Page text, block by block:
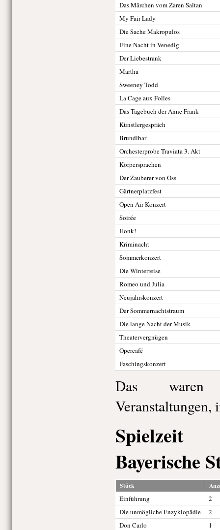
Das Märchen vom Zaren Saltan
My Fair Lady
Die Sache Makropulos
Eine Nacht in Venedig
Der Liebestrank
Martha
Sweeney Todd
La Cage aux Folles
Das Tagebuch der Anne Frank
Künstlergespräch
Brundibar
Orchesterprobe Traviata 3. Akt
Körpersprachen
Der Zauberer von Oss
Gärtnerplatzfest
Open Air Konzert
Soirée
Honk!
Kriminacht
Sommerkonzert
Die Winterreise
Romeo und Julia
Neujahrskonzert
Der Sommernachtstraum
Die lange Nacht der Musik
Theatervergnügen
Opercafé
Faschingskonzert
Das waren
Veranstaltungen,
Bayerische
Stück
Einführung
2
Die unmögliche Enzyklopädie
2
Don Carlo
1